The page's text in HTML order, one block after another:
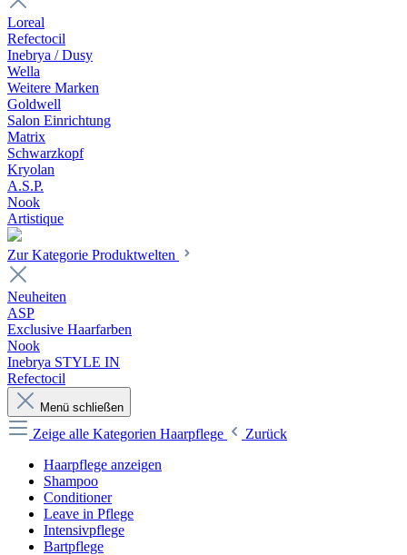
Loreal
Refectocil
Inebrya / Dusy
Wella
Weitere Marken
Goldwell
Salon Einrichtung
Matrix
Schwarzkopf
Kryolan
A.S.P.
Nook
Artistique
Zur Kategorie Produktwelten
Neuheiten
ASP
Exclusive Haarfarben
Nook
Inebrya STYLE IN
Refectocil
Menü schließen
Zeige alle Kategorien Haarpflege
Zurück
Haarpflege anzeigen
Shampoo
Conditioner
Leave in Pflege
Intensivpflege
Bartpflege